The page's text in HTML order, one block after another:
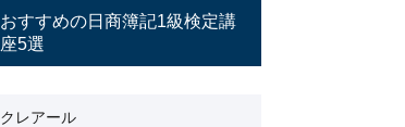
おすすめの日商簿記1級検定講
座5選
クレアール